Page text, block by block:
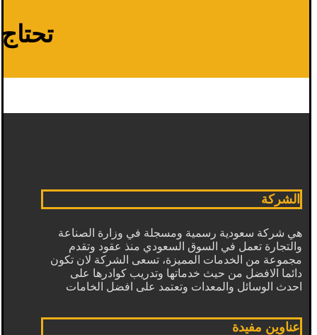
تحتاج
الشركة
هي شركة سعودية رسمية ومسجلة في وزارة الصناعة
والتجارة تعمل في السوق السعودي منذ عقود وتقدم
مجموعة من الخدمات المميزة، تسعى الشركة لان تكون
دائما الافضل من حيث خدماتها وتدريب كوادرها على
احدث الوسائل والمعدات وتعتمد على افضل الخامات
عناوين مفيدة